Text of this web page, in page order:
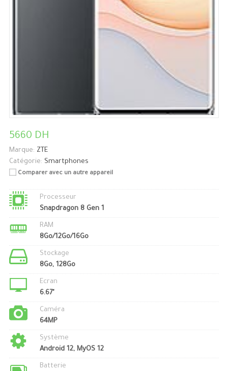
5660 DH
Marque: ZTE
Catégorie: Smartphones
Comparer avec un autre appareil
Processeur
Snapdragon 8 Gen 1
RAM
8Go/12Go/16Go
Stockage
8Go, 128Go
Ecran
6.67"
Caméra
64MP
Système
Android 12, MyOS 12
Batterie